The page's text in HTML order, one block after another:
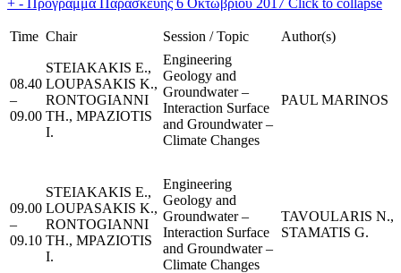
Time Chair Session / Topic Author(s)
08.40
–
09.00
STEIAKAKIS E.,
LOUPASAKIS K.,
RONTOGIANNI
TH., MPAZIOTIS
I.
Engineering
Geology and
Groundwater –
Interaction Surface
and Groundwater –
Climate Changes
PAUL MARINOS
09.00
–
09.10
STEIAKAKIS E.,
LOUPASAKIS K.,
RONTOGIANNI
TH., MPAZIOTIS
I.
Engineering
Geology and
Groundwater –
Interaction Surface
and Groundwater –
Climate Changes
TAVOULARIS N.,
STAMATIS G.